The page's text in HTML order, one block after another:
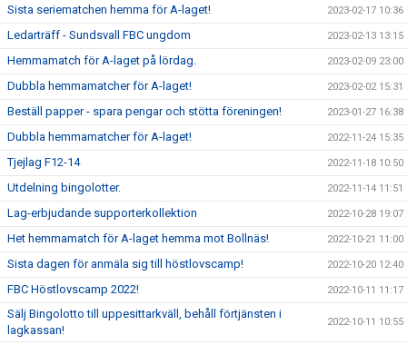
Sista seriematchen hemma för A-laget! 2023-02-17 10:36
Ledarträff - Sundsvall FBC ungdom 2023-02-13 13:15
Hemmamatch för A-laget på lördag. 2023-02-09 23:00
Dubbla hemmamatcher för A-laget! 2023-02-02 15:31
Beställ papper - spara pengar och stötta föreningen! 2023-01-27 16:38
Dubbla hemmamatcher för A-laget! 2022-11-24 15:35
Tjejlag F12-14 2022-11-18 10:50
Utdelning bingolotter. 2022-11-14 11:51
Lag-erbjudande supporterkollektion 2022-10-28 19:07
Het hemmamatch för A-laget hemma mot Bollnäs! 2022-10-21 11:00
Sista dagen för anmäla sig till höstlovscamp! 2022-10-20 12:40
FBC Höstlovscamp 2022! 2022-10-11 11:17
Sälj Bingolotto till uppesittarkväll, behåll förtjänsten i
lagkassan!
2022-10-11 10:55